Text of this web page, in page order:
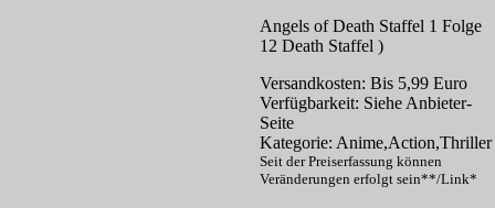
Angels of Death Staffel 1 Folge
12 Death Staffel )
Versandkosten: Bis 5,99 Euro
Verfügbarkeit: Siehe Anbieter-
Seite
Kategorie: Anime,Action,Thriller
Seit der Preiserfassung können
Veränderungen erfolgt sein**/Link*